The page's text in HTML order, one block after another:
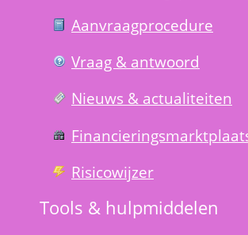
Aanvraag­procedure
Vraag & antwoord
Nieuws & actualiteiten
Risico­wijzer
Tools & hulp­middelen